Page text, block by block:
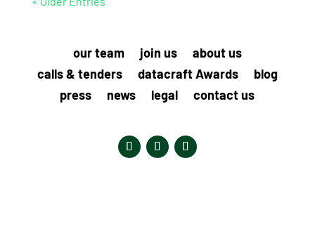
our team join us
about us
calls & tenders
datacraft Awards
blog
press
news legal contact us